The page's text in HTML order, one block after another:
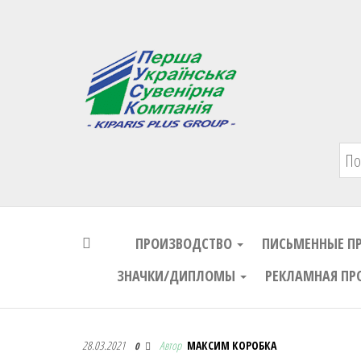
Первая Украинская Сувенирная
ПРОИЗВОДСТВО ПИСЬМЕННЫЕ
ЗНАЧКИ/ДИПЛОМЫ
РЕКЛАМНАЯ
Первая Украинская Сувенирная
28.03.2021 0 Автор МАКСИМ КОРОБКА